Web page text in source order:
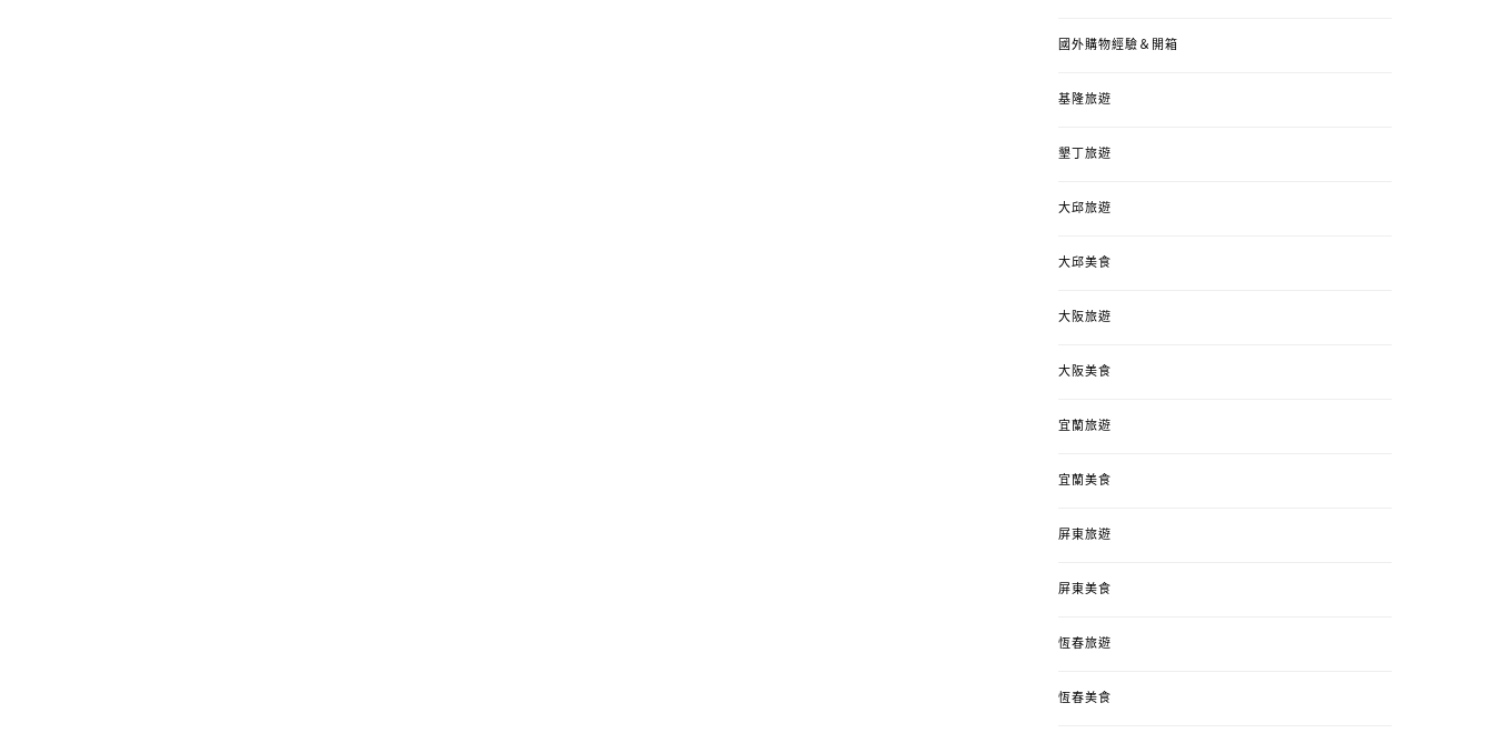
國外購物經驗＆開箱
基隆旅遊
墾丁旅遊
大邱旅遊
大邱美食
大阪旅遊
大阪美食
宜蘭旅遊
宜蘭美食
屏東旅遊
屏東美食
恆春旅遊
恆春美食